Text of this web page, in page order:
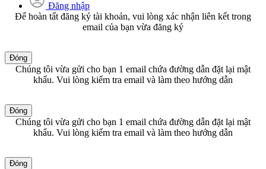
Đăng nhập
Để hoàn tất đăng ký tài khoản, vui lòng xác nhận liên kết trong
email của bạn vừa đăng ký
Đóng
Chúng tôi vừa gửi cho bạn 1 email chứa đường dẫn đặt lại mật
khẩu. Vui lòng kiểm tra email và làm theo hướng dẫn
Đóng
Chúng tôi vừa gửi cho bạn 1 email chứa đường dẫn đặt lại mật
khẩu. Vui lòng kiểm tra email và làm theo hướng dẫn
Đóng